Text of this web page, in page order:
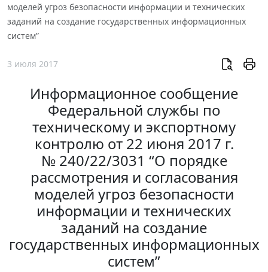
моделей угроз безопасности информации и технических
заданий на создание государственных информационных
систем”
3 июля 2017
Информационное сообщение
Федеральной службы по
техническому и экспортному
контролю от 22 июня 2017 г.
№ 240/22/3031 “О порядке
рассмотрения и согласования
моделей угроз безопасности
информации и технических
заданий на создание
государственных информационных
систем”